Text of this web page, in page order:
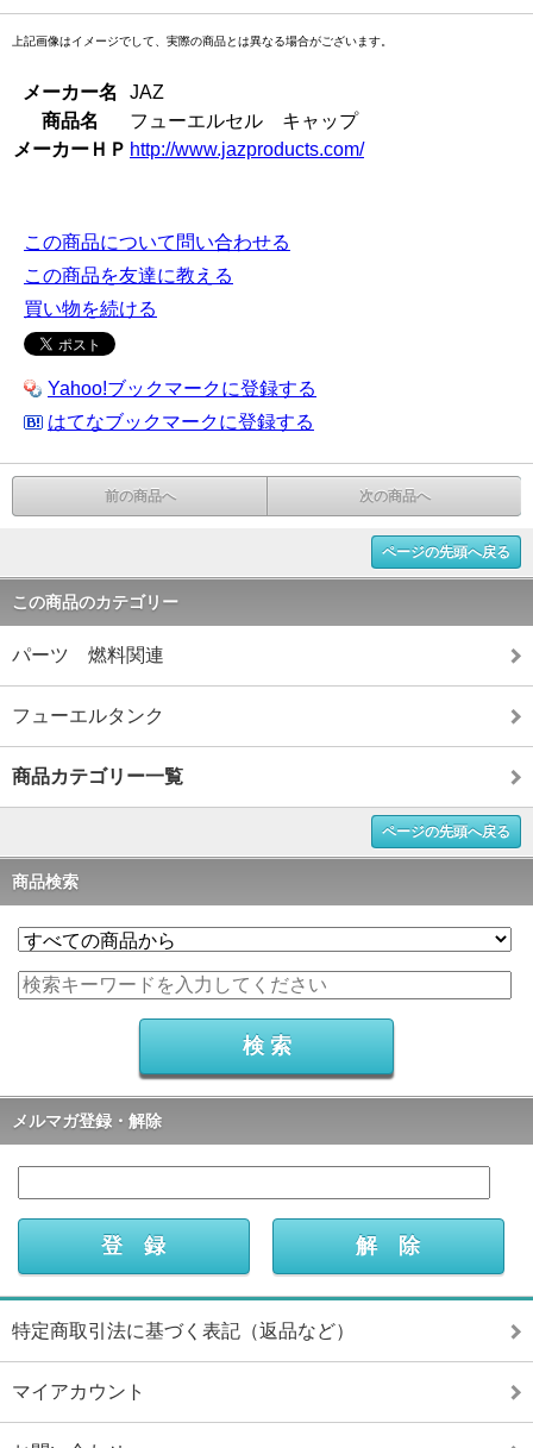
上記画像はイメージでして、実際の商品とは異なる場合がございます。
メーカー名
JAZ
商品名
フューエルセル キャップ
メーカーＨＰ http://www.jazproducts.com/
この商品について問い合わせる
この商品を友達に教える
買い物を続ける
Yahoo!ブックマークに登録する
はてなブックマークに登録する
前の商品へ 次の商品へ
ページの先頭へ戻る
この商品のカテゴリー
パーツ 燃料関連
フューエルタンク
商品カテゴリー一覧
ページの先頭へ戻る
商品検索
メルマガ登録・解除
特定商取引法に基づく表記（返品など）
マイアカウント